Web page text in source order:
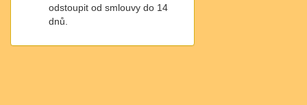
odstoupit od smlouvy do 14
dnů.